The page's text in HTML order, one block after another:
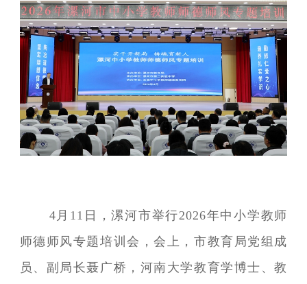
4月11日，漯河市举行2026年中小学教师
师德师风专题培训会，会上，市教育局党组成
员、副局长聂广桥，河南大学教育学博士、教